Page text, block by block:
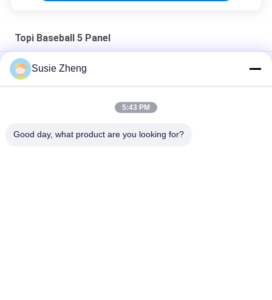
Topi Baseball 5 Panel
Topi Baseball Panel 58cm 5 Tidak Dibangun Dengan Gesper
Plastik
Susie Zheng
5:43 PM
Good day, what product are you looking for?